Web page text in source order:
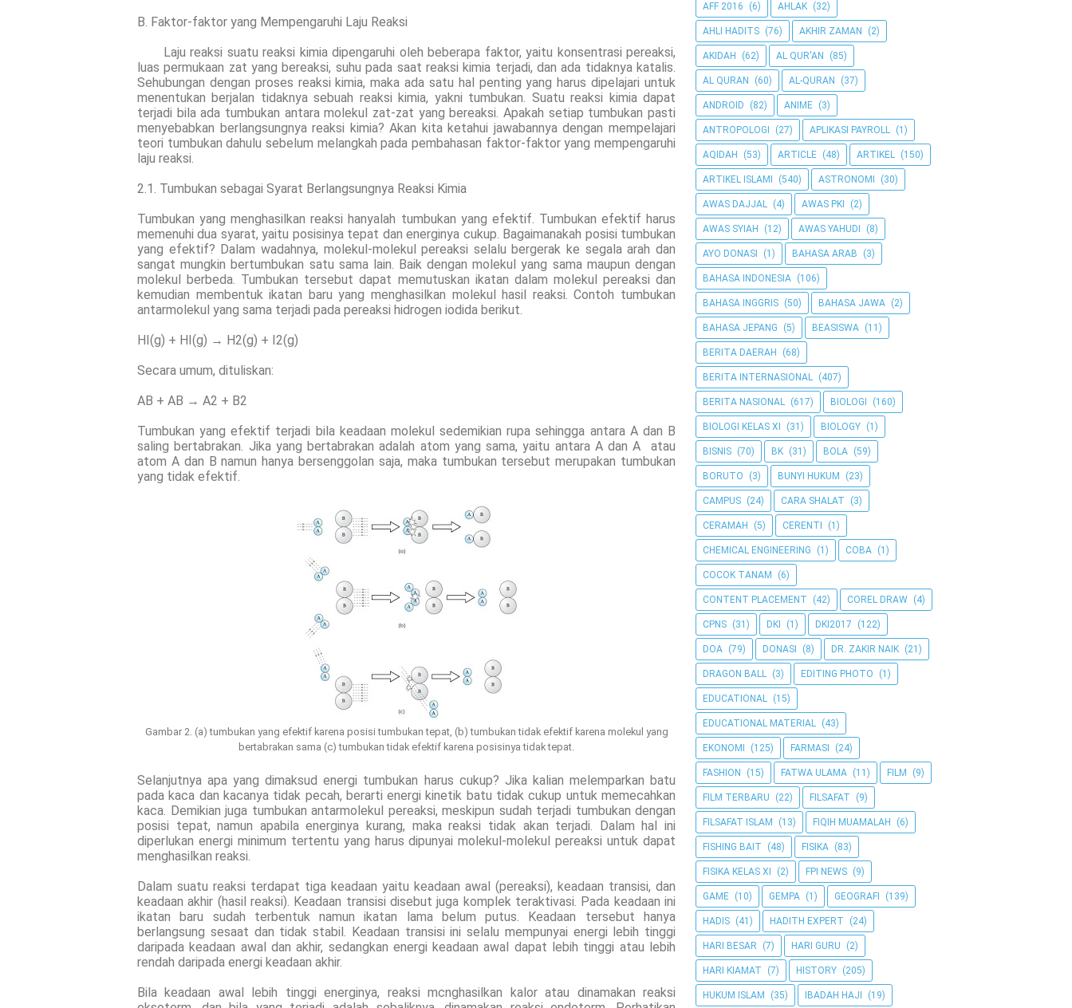
B. Faktor-faktor yang Mempengaruhi Laju Reaksi
Laju reaksi suatu reaksi kimia dipengaruhi oleh beberapa faktor, yaitu konsentrasi pereaksi,
luas permukaan zat yang bereaksi, suhu pada saat reaksi kimia terjadi, dan ada tidaknya katalis.
Sehubungan dengan proses reaksi kimia, maka ada satu hal penting yang harus dipelajari untuk
menentukan berjalan tidaknya sebuah reaksi kimia, yakni tumbukan. Suatu reaksi kimia dapat
terjadi bila ada tumbukan antara molekul zat-zat yang bereaksi. Apakah setiap tumbukan pasti
menyebabkan berlangsungnya reaksi kimia? Akan kita ketahui jawabannya dengan mempelajari
teori tumbukan dahulu sebelum melangkah pada pembahasan faktor-faktor yang mempengaruhi
laju reaksi.
2.1. Tumbukan sebagai Syarat Berlangsungnya Reaksi Kimia
Tumbukan yang menghasilkan reaksi hanyalah tumbukan yang efektif. Tumbukan efektif harus
memenuhi dua syarat, yaitu posisinya tepat dan energinya cukup. Bagaimanakah posisi tumbukan
yang efektif? Dalam wadahnya, molekul-molekul pereaksi selalu bergerak ke segala arah dan
sangat mungkin bertumbukan satu sama lain. Baik dengan molekul yang sama maupun dengan
molekul berbeda. Tumbukan tersebut dapat memutuskan ikatan dalam molekul pereaksi dan
kemudian membentuk ikatan baru yang menghasilkan molekul hasil reaksi. Contoh tumbukan
antarmolekul yang sama terjadi pada pereaksi hidrogen iodida berikut.
HI(g) + HI(g) → H2(g) + I2(g)
Secara umum, dituliskan:
AB + AB → A2 + B2
Tumbukan yang efektif terjadi bila keadaan molekul sedemikian rupa sehingga antara A dan B
saling bertabrakan. Jika yang bertabrakan adalah atom yang sama, yaitu antara A dan A atau
atom A dan B namun hanya bersenggolan saja, maka tumbukan tersebut merupakan tumbukan
yang tidak efektif.
Gambar 2. (a) tumbukan yang efektif karena posisi tumbukan tepat, (b) tumbukan tidak efektif karena molekul yang
bertabrakan sama (c) tumbukan tidak efektif karena posisinya tidak tepat.
Selanjutnya apa yang dimaksud energi tumbukan harus cukup? Jika kalian melemparkan batu
pada kaca dan kacanya tidak pecah, berarti energi kinetik batu tidak cukup untuk memecahkan
kaca. Demikian juga tumbukan antarmolekul pereaksi, meskipun sudah terjadi tumbukan dengan
posisi tepat, namun apabila energinya kurang, maka reaksi tidak akan terjadi. Dalam hal ini
diperlukan energi minimum tertentu yang harus dipunyai molekul-molekul pereaksi untuk dapat
menghasilkan reaksi.
Dalam suatu reaksi terdapat tiga keadaan yaitu keadaan awal (pereaksi), keadaan transisi, dan
keadaan akhir (hasil reaksi). Keadaan transisi disebut juga komplek teraktivasi. Pada keadaan ini
ikatan baru sudah terbentuk namun ikatan lama belum putus. Keadaan tersebut hanya
berlangsung sesaat dan tidak stabil. Keadaan transisi ini selalu mempunyai energi lebih tinggi
daripada keadaan awal dan akhir, sedangkan energi keadaan awal dapat lebih tinggi atau lebih
rendah daripada energi keadaan akhir.
Bila keadaan awal lebih tinggi energinya, reaksi mcnghasilkan kalor atau dinamakan reaksi
AFF 2016 (6) AHLAK (32)
AHLI HADITS (76) AKHIR ZAMAN (2)
AKIDAH (62) AL QUR'AN (85)
AL QURAN (60) AL-QURAN (37)
ANDROID (82) ANIME (3)
ANTROPOLOGI (27) APLIKASI PAYROLL (1)
AQIDAH (53) ARTICLE (48) ARTIKEL (150)
ARTIKEL ISLAMI (540) ASTRONOMI (30)
AWAS DAJJAL (4) AWAS PKI (2)
AWAS SYIAH (12) AWAS YAHUDI (8)
AYO DONASI (1) BAHASA ARAB (3)
BAHASA INDONESIA (106)
BAHASA INGGRIS (50) BAHASA JAWA (2)
BAHASA JEPANG (5) BEASISWA (11)
BERITA DAERAH (68)
BERITA INTERNASIONAL (407)
BERITA NASIONAL (617) BIOLOGI (160)
BIOLOGI KELAS XI (31) BIOLOGY (1)
BISNIS (70) BK (31) BOLA (59)
BORUTO (3) BUNYI HUKUM (23)
CAMPUS (24) CARA SHALAT (3)
CERAMAH (5) CERENTI (1)
CHEMICAL ENGINEERING (1) COBA (1)
COCOK TANAM (6)
CONTENT PLACEMENT (42) COREL DRAW (4)
CPNS (31) DKI (1) DKI2017 (122)
DOA (79) DONASI (8) DR. ZAKIR NAIK (21)
DRAGON BALL (3) EDITING PHOTO (1)
EDUCATIONAL (15)
EDUCATIONAL MATERIAL (43)
EKONOMI (125) FARMASI (24)
FASHION (15) FATWA ULAMA (11) FILM (9)
FILM TERBARU (22) FILSAFAT (9)
FILSAFAT ISLAM (13) FIQIH MUAMALAH (6)
FISHING BAIT (48) FISIKA (83)
FISIKA KELAS XI (2) FPI NEWS (9)
GAME (10) GEMPA (1) GEOGRAFI (139)
HADIS (41) HADITH EXPERT (24)
HARI BESAR (7) HARI GURU (2)
HARI KIAMAT (7) HISTORY (205)
HUKUM ISLAM (35) IBADAH HAJI (19)